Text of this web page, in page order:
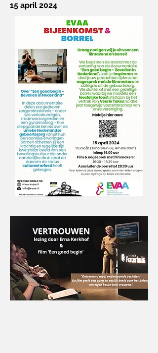
15 april 2024